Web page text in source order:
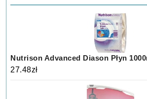
Nutrison Advanced Diason Płyn
27.48zł